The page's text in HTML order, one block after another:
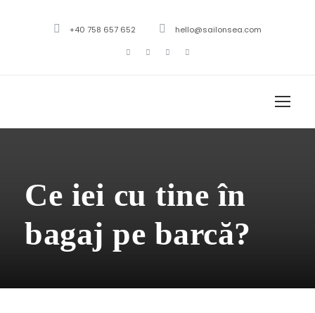
+40 758 657 652 hello@sailonsea.com
Ce iei cu tine în
bagaj pe barcă?